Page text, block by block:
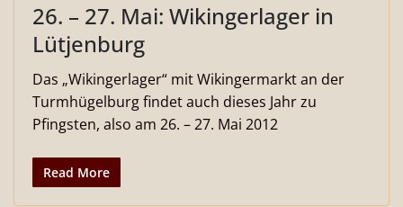
26. – 27. Mai: Wikingerlager in
Lütjenburg
Das „Wikingerlager“ mit Wikingermarkt an der
Turmhügelburg findet auch dieses Jahr zu
Pfingsten, also am 26. – 27. Mai 2012
Read More